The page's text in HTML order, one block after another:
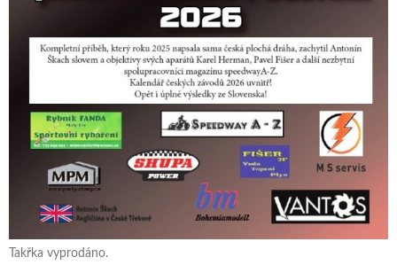
Takřka vyprodáno.